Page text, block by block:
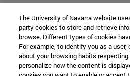
The University of Navarra website
party cookies to store and retrieve
browse. Different types of cookies
For example, to identify you as a
about your browsing habits respecting
personalize how the content is